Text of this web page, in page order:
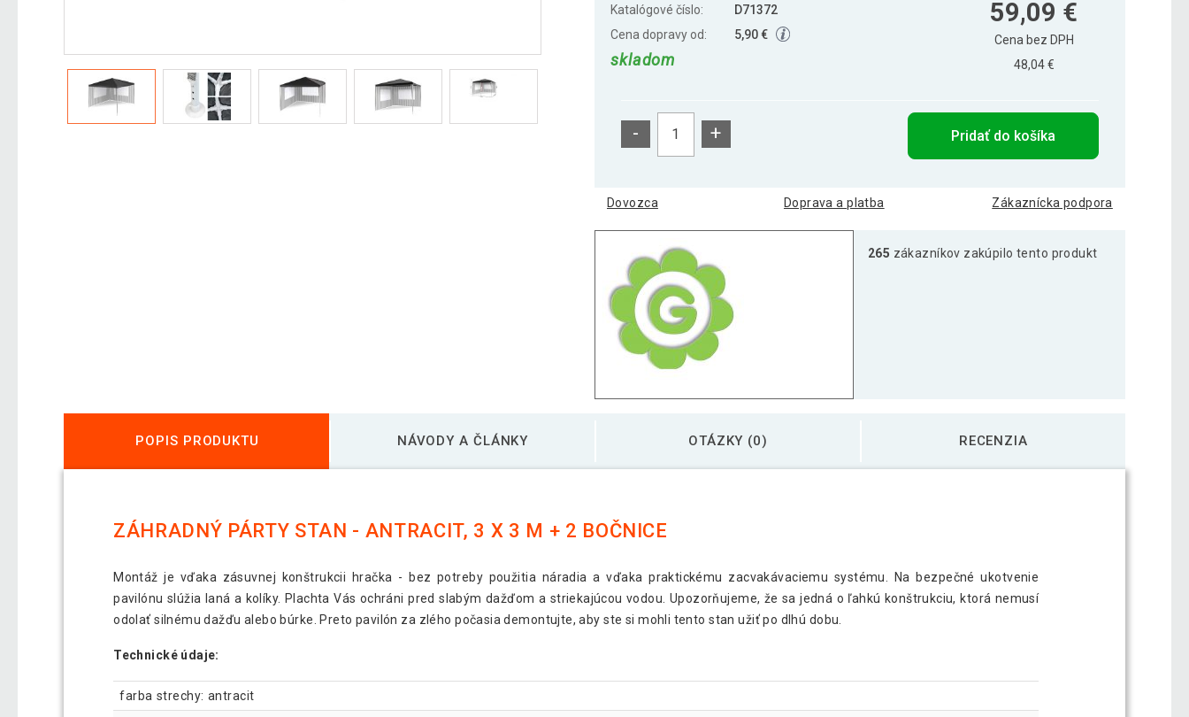
Katalógové číslo:
D71372
Cena dopravy od:
5,90 €
skladom
59,09 €
Cena bez DPH
48,04 €
- + Pridať do košíka
Dovozca Doprava a platba Zákaznícka podpora
265 zákazníkov zakúpilo tento produkt
POPIS PRODUKTU NÁVODY A ČLÁNKY OTÁZKY (0) RECENZIA
ZÁHRADNÝ PÁRTY STAN - ANTRACIT, 3 X 3 M + 2 BOČNICE
Montáž je vďaka zásuvnej konštrukcii hračka - bez potreby použitia náradia a vďaka praktickému zacvakávaciemu systému. Na bezpečné ukotvenie
pavilónu slúžia laná a kolíky. Plachta Vás ochráni pred slabým dažďom a striekajúcou vodou. Upozorňujeme, že sa jedná o ľahkú konštrukciu, ktorá nemusí
odolať silnému dažďu alebo búrke. Preto pavilón za zlého počasia demontujte, aby ste si mohli tento stan užiť po dlhú dobu.
Technické údaje:
farba strechy: antracit